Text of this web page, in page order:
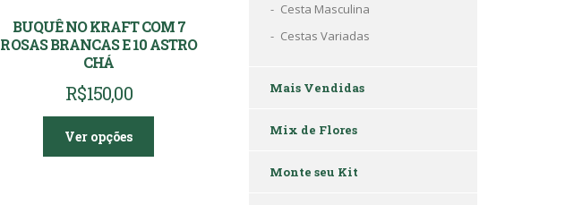
BUQUÊ NO KRAFT COM 7
ROSAS BRANCAS E 10 ASTRO
CHÁ
R$150,00
Ver opções
Cesta Masculina
Cestas Variadas
Mais Vendidas
Mix de Flores
Monte seu Kit